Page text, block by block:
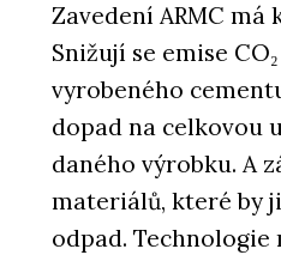
Zavedení ARMC
Snižují se emise
vyrobeného
dopad na celkovou
daného výrobku. A
materiálů, které by
odpad.